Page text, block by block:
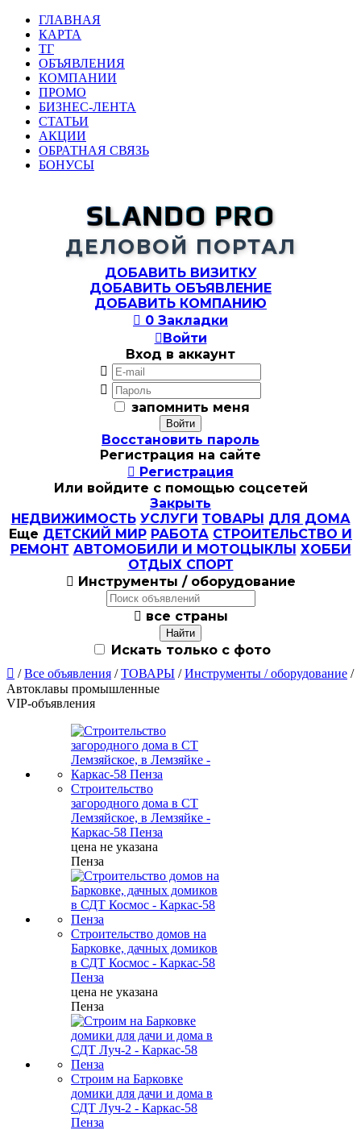
ГЛАВНАЯ
КАРТА
ТГ
ОБЪЯВЛЕНИЯ
КОМПАНИИ
ПРОМО
БИЗНЕС-ЛЕНТА
СТАТЬИ
АКЦИИ
ОБРАТНАЯ СВЯЗЬ
БОНУСЫ
SLANDO PRO
ДЕЛОВОЙ ПОРТАЛ
ДОБАВИТЬ ВИЗИТКУ
ДОБАВИТЬ ОБЪЯВЛЕНИЕ
ДОБАВИТЬ КОМПАНИЮ
 0 Закладки
Войти
Вход в аккаунт


запомнить меня
Восстановить пароль
Регистрация на сайте
 Регистрация
Или войдите с помощью соцсетей
Закрыть
НЕДВИЖИМОСТЬ УСЛУГИ ТОВАРЫ ДЛЯ ДОМА
Еще ДЕТСКИЙ МИР РАБОТА СТРОИТЕЛЬСТВО И
РЕМОНТ АВТОМОБИЛИ И МОТОЦЫКЛЫ ХОББИ
ОТДЫХ СПОРТ
 Инструменты / оборудование
 все страны
Искать только с фото
 /Все объявления /ТОВАРЫ /Инструменты / оборудование /
Автоклавы промышленные
VIP-объявления
Строительство
загородного дома в СТ
Лемзяйское, в Лемзяйке -
Каркас-58 Пенза
цена не указана
Пенза
Строительство домов на
Барковке, дачных домиков
в СДТ Космос - Каркас-58
Пенза
цена не указана
Пенза
Строим на Барковке
домики для дачи и дома в
СДТ Луч-2 - Каркас-58
Пенза